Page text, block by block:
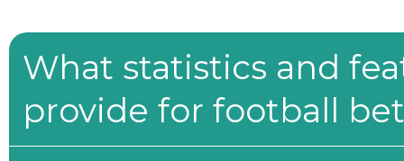
What statistics and
provide for football